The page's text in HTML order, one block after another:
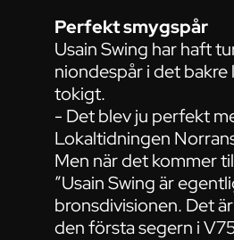
Perfekt smygspår
Usain Swing har haft
niondespår i det bakre
tokigt.
- Det blev ju perfekt
Lokaltidningen
Men när det kommer
”Usain Swing är
bronsdivisionen. Det
den första segern i